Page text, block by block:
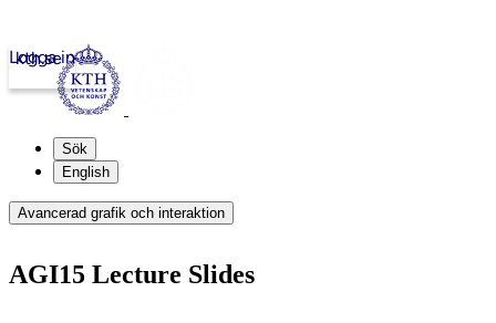
kth.se
Logga in
Sök
English
Avancerad grafik och interaktion
AGI15 Lecture Slides